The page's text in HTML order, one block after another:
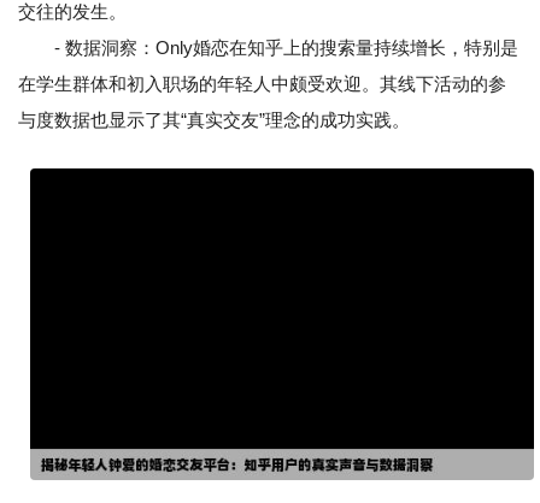
交往的发生。
- 数据洞察：Only婚恋在知乎上的搜索量持续增长，特别是
在学生群体和初入职场的年轻人中颇受欢迎。其线下活动的参
与度数据也显示了其“真实交友”理念的成功实践。